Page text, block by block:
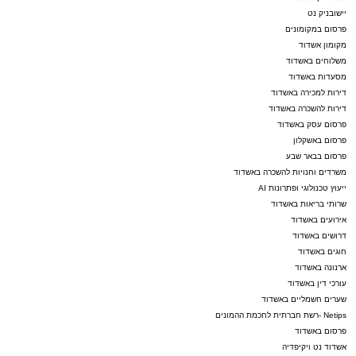
בשבתות הקרובות יעלו השירים והנגינות מבתי
תושבי אשדוד.
צפו ברגעים קצרים מהארוע העוצמתי שעוד ידובר
בו רבות.
יישובניק נט
פרסום במקומונים
מקומון אשדוד
משלוחים באשדוד
מסעדות באשדוד
דירות למכירה באשדוד
דירות להשכרה באשדוד
פרסום עסק באשדוד
פרסום באשקלון
פרסום בבאר שבע
משרדים וחנויות להשכרה באשדוד
ייעוץ טכנולוגי ופתרונות AI
שרותי בריאות באשדוד
אירועים באשדוד
דרושים באשדוד
חוגים באשדוד
ארנונה באשדוד
עורכי דין באשדוד
שערים חשמליים באשדוד
Netips -רשת חברתית לחכמת ההמונים
פרסום באשדוד
אשדוד נט ויקיפדיה